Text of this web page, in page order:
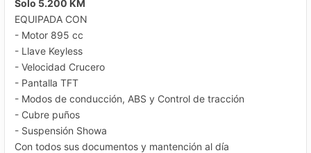
Solo 5.200 KM
EQUIPADA CON
- Motor 895 cc
- Llave Keyless
- Velocidad Crucero
- Pantalla TFT
- Modos de conducción, ABS y Control de tracción
- Cubre puños
- Suspensión Showa
Con todos sus documentos y mantención al día